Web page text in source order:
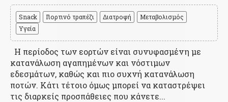
Snack Γιορτινό τραπέζι Διατροφή
Μεταβολισμός
Υγεία
Η περίοδος των εορτών είναι συνυφασμένη με
κατανάλωση αγαπημένων και νόστιμων
εδεσμάτων, καθώς και πιο συχνή κατανάλωση
ποτών. Κάτι τέτοιο όμως μπορεί να καταστρέψει
τις διαρκείς προσπάθειες που κάνετε...